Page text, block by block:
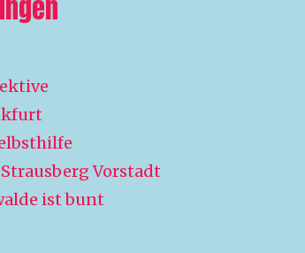
Vorstadt
ist bunt